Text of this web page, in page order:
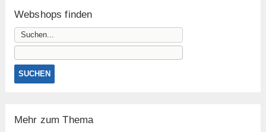
Webshops finden
Mehr zum Thema